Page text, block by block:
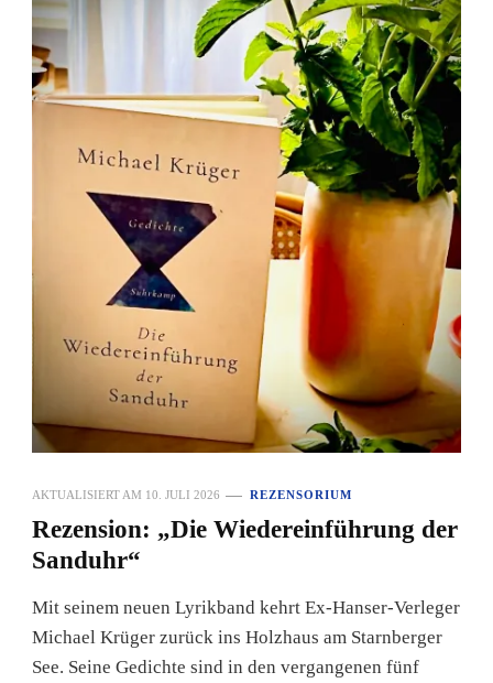
AKTUALISIERT AM 10. JULI 2026 REZENSORIUM
Rezension: „Die Wiedereinführung der
Sanduhr“
Mit seinem neuen Lyrikband kehrt Ex-Hanser-Verleger
Michael Krüger zurück ins Holzhaus am Starnberger
See. Seine Gedichte sind in den vergangenen fünf